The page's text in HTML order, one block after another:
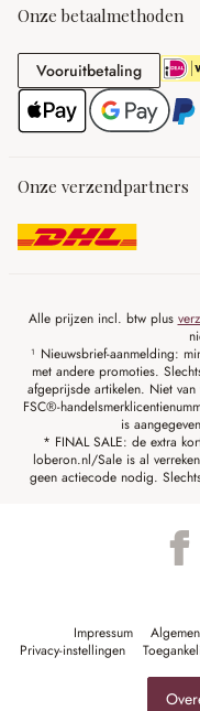
Onze betaalmethoden
Vooruitbetaling
Onze verzendpartners
Alle prijzen incl. btw plus
¹ Nieuwsbrief-aanmelding:
met andere promoties.
afgeprijsde artikelen. Niet
FSC®-
is
* FINAL SALE: de extra
loberon.nl/Sale is al
geen actiecode nodig.
Impressum
Privacy-instellingen